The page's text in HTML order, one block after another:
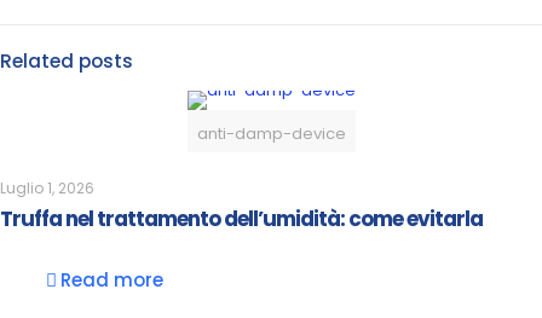
Related posts
anti-damp-device
Luglio 1, 2026
Truffa nel trattamento dell’umidità: come evitarla
Read more